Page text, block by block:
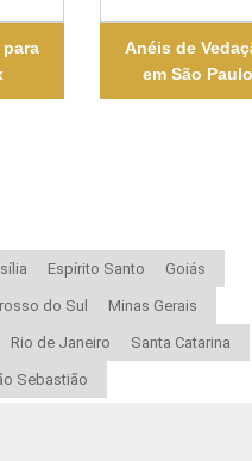
Anéis de
em São Paulo
Espírito Santo Goiás
do Sul Minas Gerais
Rio de Janeiro Santa Catarina
Sebastião